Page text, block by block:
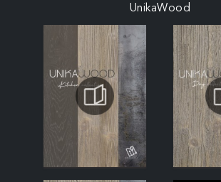
UnikaWood